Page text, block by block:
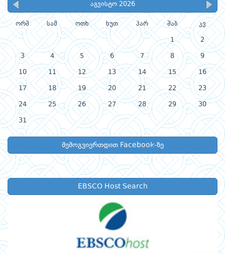
აგვისტო 2026
ორშ სამ ოთხ ხუთ პარ შაბ კვ
1 2
3 4 5 6 7 8 9
10 11 12 13 14 15 16
17 18 19 20 21 22 23
24 25 26 27 28 29 30
31
შემოგვიერთდით Facebook-ზე
EBSCO Host Search